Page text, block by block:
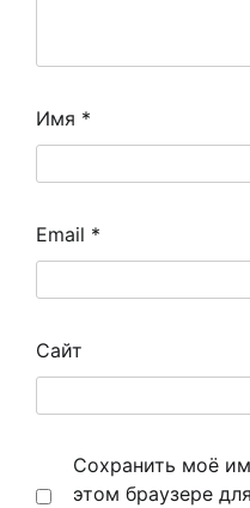
Имя *
Email *
Сайт
Сохранить моё
этом браузере